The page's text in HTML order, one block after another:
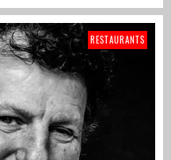
RESTAURANTS